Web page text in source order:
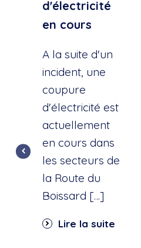
d'électricité
en cours
A la suite d'un
incident, une
coupure
d'électricité est
actuellement
en cours dans
les secteurs de
la Route du
Boissard […]
Lire la suite